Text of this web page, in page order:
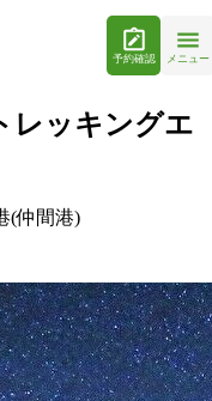
予約確認 メニュー
レッキングエ
(仲間港)